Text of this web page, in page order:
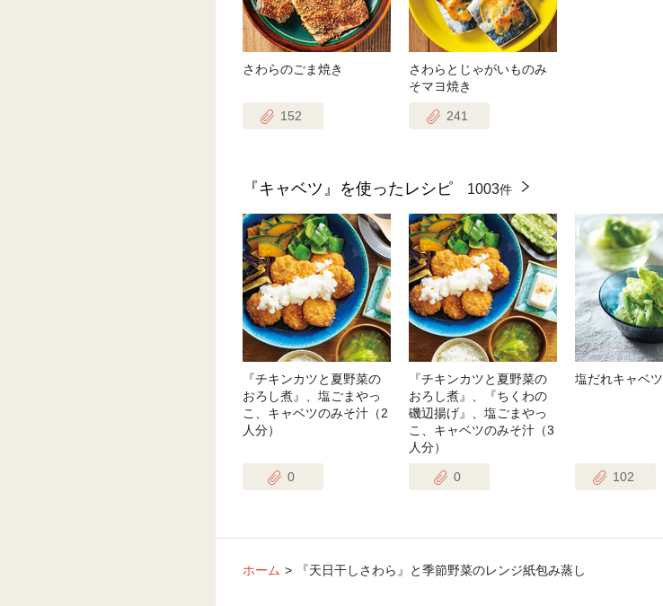
さわらのごま焼き
152
さわらとじゃがいものみ
そマヨ焼き
241
『キャベツ』を使ったレシピ 1003件
『チキンカツと夏野菜の
おろし煮』、塩ごまやっ
こ、キャベツのみそ汁（2
人分）
0
『チキンカツと夏野菜の
おろし煮』、『ちくわの
磯辺揚げ』、塩ごまやっ
こ、キャベツのみそ汁（3
人分）
0
塩だれキャベツ
102
ホーム 『天日干しさわら』と季節野菜のレンジ紙包み蒸し